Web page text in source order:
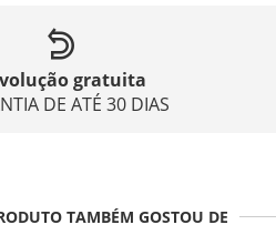
gratuita
DE ATÉ 30 DIAS
TAMBÉM GOSTOU DE